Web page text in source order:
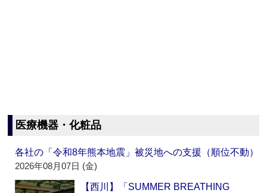
医療機器・化粧品
各社の「令和8年熊本地震」被災地への支援（順位不動）
2026年08月07日 (金)
【西川】「SUMMER BREATHING